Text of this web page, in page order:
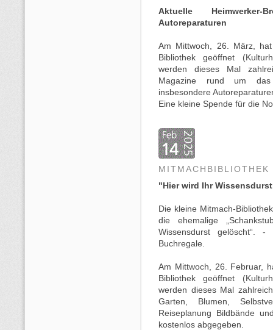
Aktuelle
Autoreparaturen
Am Mittwoch, 26. März,
Bibliothek geöffnet
werden dieses Mal
Magazine rund um
insbesondere
Eine kleine Spende für die
MITMACHBIBLIOTHEK
"Hier wird Ihr
Die kleine Mitmach-
die ehemalige
Wissensdurst gelöscht“.
Buchregale.
Am Mittwoch, 26. Februar,
Bibliothek geöffnet
werden dieses Mal
Garten, Blumen,
Reiseplanung Bildbände
kostenlos abgegeben.